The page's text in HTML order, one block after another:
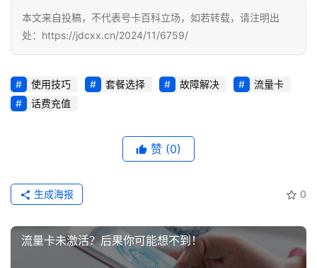
认
证
增
值
业
本文来自投稿，不代表号卡百科立场，如若转载，请注明出
处：https://jdcxx.cn/2024/11/6759/
使用技巧 套餐选择 故障解决
流量卡
话费充值
赞 (0)
0
生成海报
流量卡未激活？后果你可能想不到！